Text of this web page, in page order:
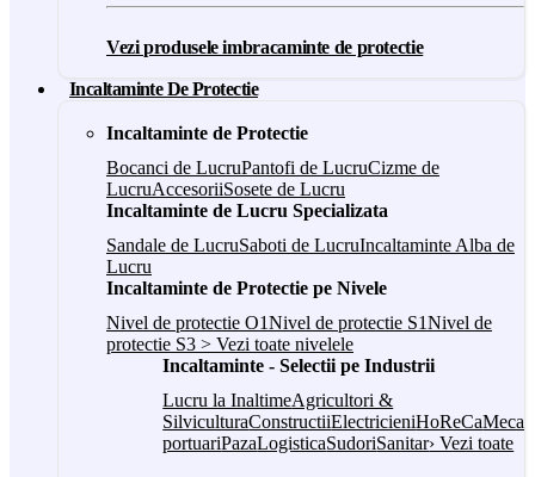
Vezi produsele imbracaminte de protectie
Incaltaminte De Protectie
Incaltaminte de Protectie
Bocanci de LucruPantofi de LucruCizme de
LucruAccesoriiSosete de Lucru
Incaltaminte de Lucru Specializata
Sandale de LucruSaboti de LucruIncaltaminte Alba de
Lucru
Incaltaminte de Protectie pe Nivele
Nivel de protectie O1Nivel de protectie S1Nivel de
protectie S3 > Vezi toate nivelele
Incaltaminte - Selectii pe Industrii
Lucru la InaltimeAgricultori &
SilviculturaConstructiiElectricieniHoReCa
portuariPazaLogisticaSudoriSanitar› Vezi toate